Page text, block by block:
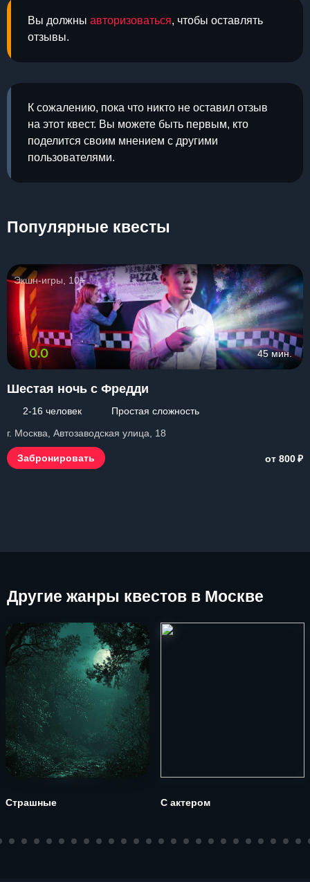
Вы должны авторизоваться, чтобы оставлять
отзывы.
К сожалению, пока что никто не оставил отзыв
на этот квест. Вы можете быть первым, кто
поделится своим мнением с другими
пользователями.
Популярные квесты
Экшн-игры, 10+
0.0 45 мин.
Шестая ночь с Фредди
2-16 человек
Простая сложность
г. Москва, Автозаводская улица, 18
Забронировать от 800₽
Другие жанры квестов в Москве
Страшные С актером